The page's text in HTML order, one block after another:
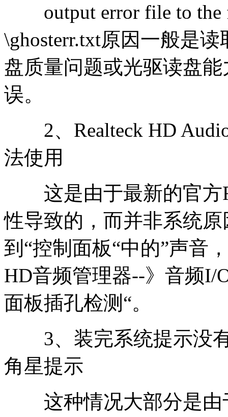
output error file to the
\ghosterr.txt原因一般是
盘质量问题或光驱读盘
误。
2、Realteck HD
法使用
这是由于最新的官方
性导致的，而并非系统
到“控制面板“中的”声音
HD音频管理器--》音频I/
面板插孔检测“。
3、装完系统提示没有
角星提示
这种情况大部分是由